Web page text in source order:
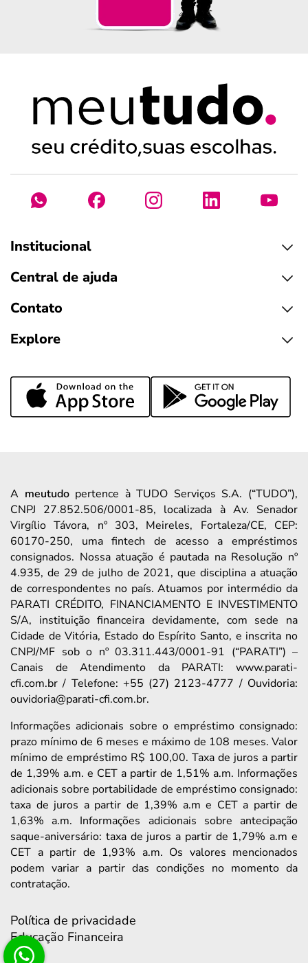
Institucional
Central de ajuda
Contato
Explore
A meutudopertence à TUDO Serviços S.A. (“TUDO”),
CNPJ 27.852.506/0001-85, localizada à Av. Senador
Virgílio Távora, nº 303, Meireles, Fortaleza/CE, CEP:
60170-250, uma fintech de acesso a empréstimos
consignados. Nossa atuação é pautada na Resolução nº
4.935, de 29 de julho de 2021, que disciplina a atuação
de correspondentes no país. Atuamos por intermédio da
PARATI CRÉDITO, FINANCIAMENTO E INVESTIMENTO
S/A, instituição financeira devidamente, com sede na
Cidade de Vitória, Estado do Espírito Santo, e inscrita no
CNPJ/MF sob o nº 03.311.443/0001-91 (“PARATI”) –
Canais de Atendimento da PARATI: www.parati-
cfi.com.br / Telefone: +55 (27) 2123-4777 / Ouvidoria:
ouvidoria@parati-cfi.com.br.
Informações adicionais sobre o empréstimo consignado:
prazo mínimo de 6 meses e máximo de 108 meses. Valor
mínimo de empréstimo R$ 100,00. Taxa de juros a partir
de 1,39% a.m. e CET a partir de 1,51% a.m. Informações
adicionais sobre portabilidade de empréstimo consignado:
taxa de juros a partir de 1,39% a.m e CET a partir de
1,63% a.m. Informações adicionais sobre antecipação
saque-aniversário: taxa de juros a partir de 1,79% a.m e
CET a partir de 1,93% a.m. Os valores mencionados
podem variar a partir das condições no momento da
contratação.
Política de privacidade
Educação Financeira